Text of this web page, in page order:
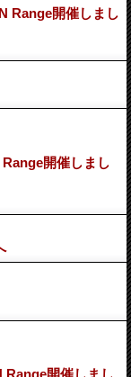
Range開催しまし
開催しまし
Range開催しまし